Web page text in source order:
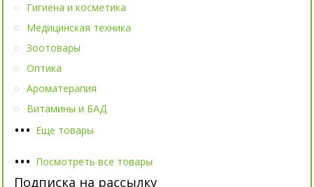
••• Еще товары
Гигиена и косметика
Медицинская техника
Зоотовары
Оптика
Ароматерапия
Витамины и БАД
••• Посмотреть все товары
Подписка на рассылку